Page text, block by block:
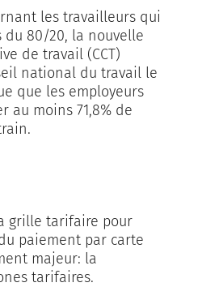
les travailleurs qui
du 80/20, la nouvelle
de travail (CCT)
national du travail le
que les employeurs
au moins 71,8% de
grille tarifaire pour
paiement par carte
majeur: la
tarifaires.